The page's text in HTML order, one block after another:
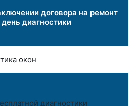
договора на ремонт
диагностики